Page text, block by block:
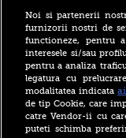
Noi si partenerii
furnizorii nostri de
functioneze, pentru
interesele si/sau
pentru a analiza
legatura cu
modalitatea indicata
de tip Cookie, care
catre Vendor-ii cu
puteti schimba